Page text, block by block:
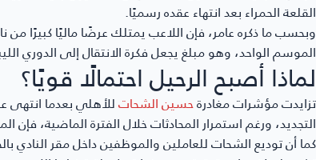
القلعة الحمراء بعد انتهاء عقده رسميًا.
وبحسب ما ذكره عامر، فإن اللاعب يمتلك عرضًا ماليًا
الموسم الواحد، وهو مبلغ يجعل فكرة الانتقال إلى
لماذا أصبح الرحيل احتمالًا قويًا؟
تزايدت مؤشرات مغادرةحسين الشحاتللأهلي بعدما انتهى
التجديد، ورغم استمرار المحادثات خلال الفترة الماضية،
كما أن توديع الشحات للعاملين والموظفين داخل مقر النادي